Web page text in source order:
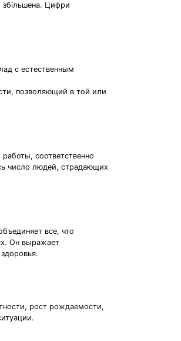
збільшена. Цифри
с естественным
позволяющий в той или
соответственно
число людей, страдающих
все, что
Он выражает
рост рождаемости,